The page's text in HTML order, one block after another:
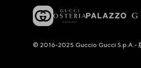
© 2016-2025 Guccio Gucci S.p.A.-